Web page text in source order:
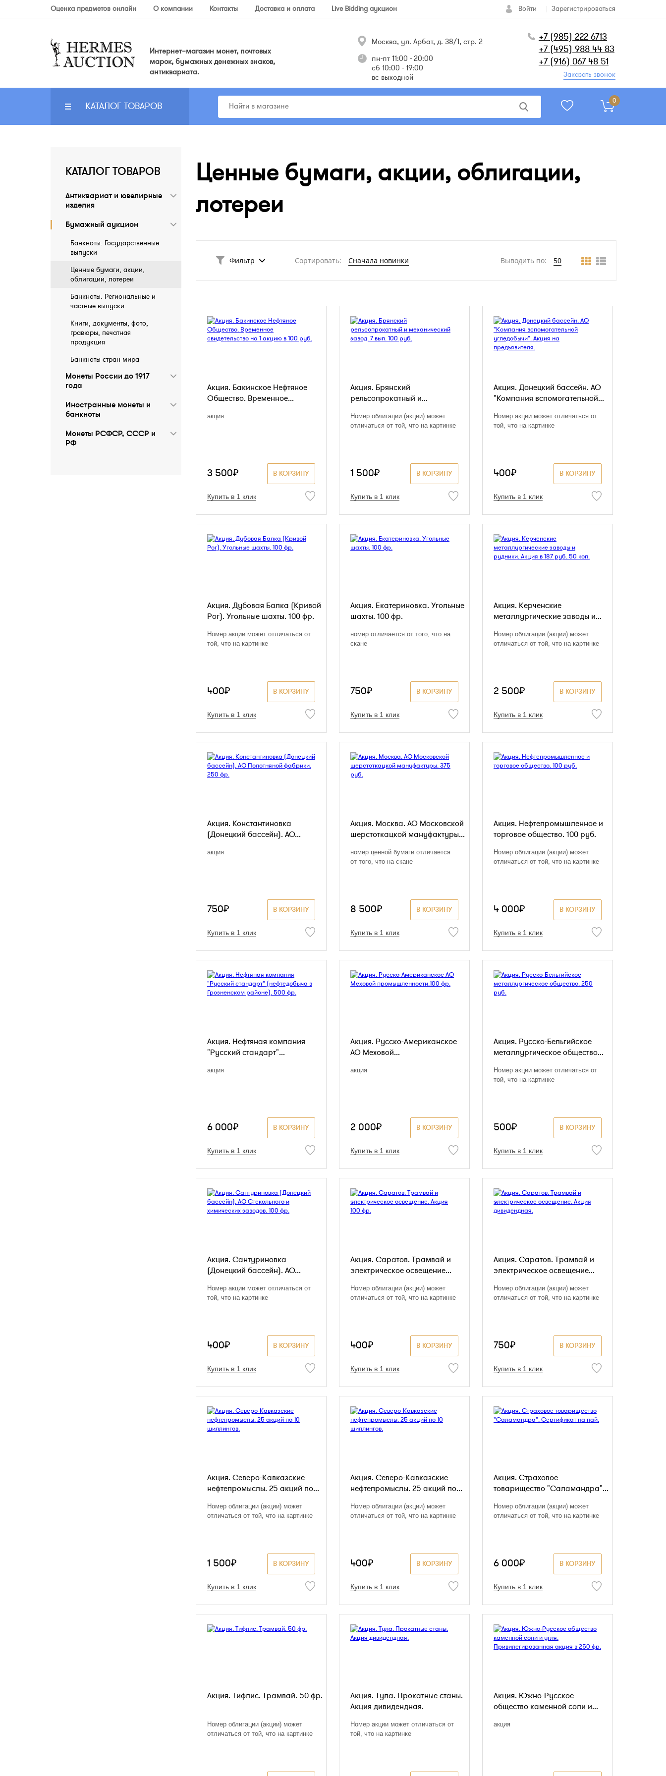
Оценка предметов онлайн О компании Контакты Доставка и оплата Live Bidding аукцион Зарегистрироваться
Войти
Интернет–магазин монет, почтовых
марок, бумажных денежных знаков,
антиквариата.
Москва, ул. Арбат, д. 38/1, стр. 2
пн-пт 11:00 - 20:00
сб 10:00 - 19:00
вс выходной
+7 (985) 222 6713
+7 (495) 988 44 83
+7 (916) 067 48 51
Заказать звонок
КАТАЛОГ ТОВАРОВ 0
КАТАЛОГ ТОВАРОВ
Антиквариат и ювелирные
изделия
Бумажный аукцион
Банкноты. Государственные
выпуски
Ценные бумаги, акции,
облигации, лотереи
Банкноты. Региональные и
частные выпуски.
Книги, документы, фото,
гравюры, печатная
продукция
Банкноты стран мира
Монеты России до 1917
года
Иностранные монеты и
бaнкноты
Монеты РСФСР, СССР и
РФ
Ценные бумаги, акции, облигации,
лотереи
Фильтр Сортировать: Сначала новинки Выводить по: 50
Акция. Бакинское Нефтяное
Общество. Временное...
акция
В КОРЗИНУ
3 500₽
Купить в 1 клик
Акция. Брянский
рельсопрокатный и...
Номер облигации (акции) может
отличаться от той, что на картинке
В КОРЗИНУ
1 500₽
Купить в 1 клик
Акция. Донецкий бассейн. АО
"Компания вспомогательной...
Номер акции может отличаться от
той, что на картинке
В КОРЗИНУ
400₽
Купить в 1 клик
Акция. Дубовая Балка (Кривой
Рог). Угольные шахты. 100 фр.
Номер акции может отличаться от
той, что на картинке
В КОРЗИНУ
400₽
Купить в 1 клик
Акция. Екатериновка. Угольные
шахты. 100 фр.
номер отличается от того, что на
скане
В КОРЗИНУ
750₽
Купить в 1 клик
Акция. Керченские
металлургические заводы и...
Номер облигации (акции) может
отличаться от той, что на картинке
В КОРЗИНУ
2 500₽
Купить в 1 клик
Акция. Константиновка
(Донецкий бассейн). АО...
акция
В КОРЗИНУ
750₽
Купить в 1 клик
Акция. Москва. АО Московской
шерстоткацкой мануфактуры...
номер ценной бумаги отличается
от того, что на скане
В КОРЗИНУ
8 500₽
Купить в 1 клик
Акция. Нефтепромышленное и
торговое общество. 100 руб.
Номер облигации (акции) может
отличаться от той, что на картинке
В КОРЗИНУ
4 000₽
Купить в 1 клик
Акция. Нефтяная компания
"Русский стандарт"...
акция
В КОРЗИНУ
6 000₽
Купить в 1 клик
Акция. Русско-Американское
АО Меховой...
акция
В КОРЗИНУ
2 000₽
Купить в 1 клик
Акция. Русско-Бельгийское
металлургическое общество...
Номер акции может отличаться от
той, что на картинке
В КОРЗИНУ
500₽
Купить в 1 клик
Акция. Сантуриновка
(Донецкий бассейн). АО...
Номер акции может отличаться от
той, что на картинке
В КОРЗИНУ
400₽
Купить в 1 клик
Акция. Саратов. Трамвай и
электрическое освещение...
Номер облигации (акции) может
отличаться от той, что на картинке
В КОРЗИНУ
400₽
Купить в 1 клик
Акция. Саратов. Трамвай и
электрическое освещение...
Номер облигации (акции) может
отличаться от той, что на картинке
В КОРЗИНУ
750₽
Купить в 1 клик
Акция. Северо-Кавказские
нефтепромыслы. 25 акций по...
Номер облигации (акции) может
отличаться от той, что на картинке
В КОРЗИНУ
1 500₽
Купить в 1 клик
Акция. Северо-Кавказские
нефтепромыслы. 25 акций по...
Номер облигации (акции) может
отличаться от той, что на картинке
В КОРЗИНУ
400₽
Купить в 1 клик
Акция. Страховое
товарищество "Саламандра"...
Номер облигации (акции) может
отличаться от той, что на картинке
В КОРЗИНУ
6 000₽
Купить в 1 клик
Акция. Тифлис. Трамвай. 50 фр.
Номер облигации (акции) может
отличаться от той, что на картинке
Акция. Тула. Прокатные станы.
Акция дивидендная.
Номер акции может отличаться от
той, что на картинке
Акция. Южно-Русское
общество каменной соли и...
акция